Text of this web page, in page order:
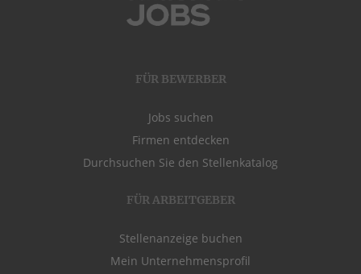
FÜR BEWERBER
Jobs suchen
Firmen entdecken
Durchsuchen Sie den Stellenkatalog
FÜR ARBEITGEBER
Stellenanzeige buchen
Mein Unternehmensprofil